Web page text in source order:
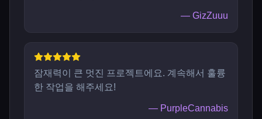
— GizZuuu
잠재력이 큰 멋진 프로젝트에요. 계속해서 훌륭
한 작업을 해주세요!
— PurpleCannabis